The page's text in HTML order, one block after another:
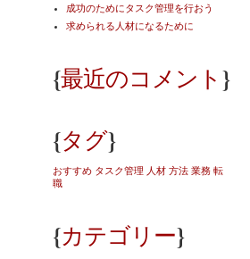
成功のためにタスク管理を行おう
求められる人材になるために
{最近のコメント }
{タグ}
おすすめ タスク管理 人材 方法 業務 転
職
{カテゴリー}